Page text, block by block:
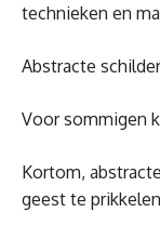
technieken en
Abstracte
Voor sommigen
Kortom,
geest te